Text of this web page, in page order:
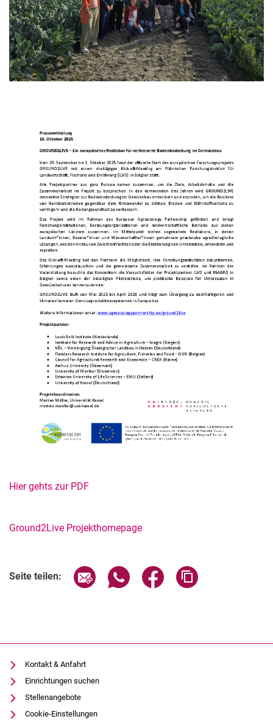
Kurzfilme
Medienbeiträge
Jahresberichte
Absolvent:innen-Jahrgänge
Abgeschlossene Promotionen
Hier gehts zur PDF
Ground2Live Projekthomepage
Seite teilen: Seite über E-Mail teilen
Seite über WhatsApp teilen
Seite über Facebook
Kontakt & Anfahrt
Einrichtungen suchen
Stellenangebote
Cookie-Einstellungen